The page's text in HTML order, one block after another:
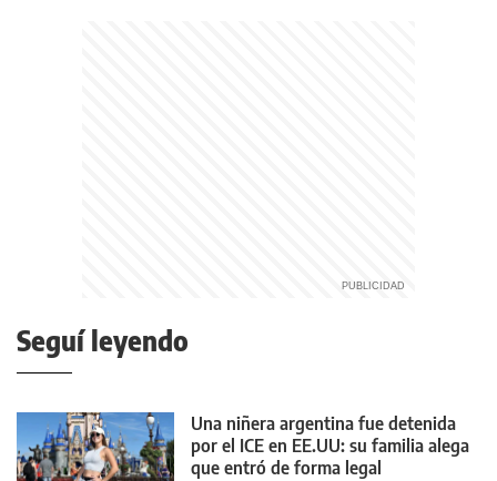
Seguí leyendo
Una niñera argentina fue detenida
por el ICE en EE.UU: su familia alega
que entró de forma legal